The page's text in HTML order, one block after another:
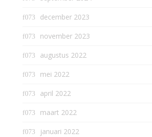
december 2023
november 2023
augustus 2022
mei 2022
april 2022
maart 2022
januari 2022